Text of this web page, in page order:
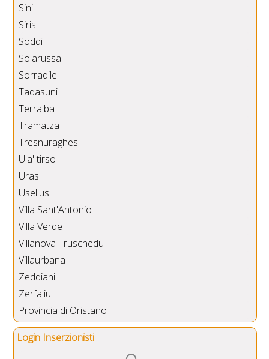
Sini
Siris
Soddi
Solarussa
Sorradile
Tadasuni
Terralba
Tramatza
Tresnuraghes
Ula' tirso
Uras
Usellus
Villa Sant'Antonio
Villa Verde
Villanova Truschedu
Villaurbana
Zeddiani
Zerfaliu
Provincia di Oristano
Login Inserzionisti